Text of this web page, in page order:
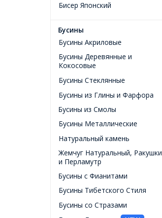
Бисер Японский
Бусины
Бусины Акриловые
Бусины Деревянные и
Кокосовые
Бусины Стеклянные
Бусины из Глины и Фарфора
Бусины из Смолы
Бусины Металлические
Натуральный камень
Жемчуг Натуральный, Ракушки
и Перламутр
Бусины с Фианитами
Бусины Тибетского Стиля
Бусины со Стразами